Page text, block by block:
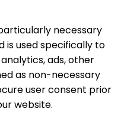
necessary
is used specifically to
ads, other
as non-necessary
user consent prior
website.